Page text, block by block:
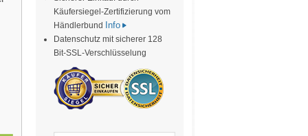
Käufersiegel-Zertifizierung vom
Händlerbund
Info
Datenschutz mit sicherer 128
Bit-SSL-Verschlüsselung